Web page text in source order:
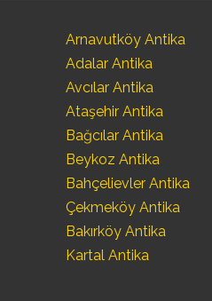
Arnavutköy Antika
Adalar Antika
Avcılar Antika
Ataşehir Antika
Bağcılar Antika
Beykoz Antika
Bahçelievler Antika
Çekmeköy Antika
Bakırköy Antika
Kartal Antika